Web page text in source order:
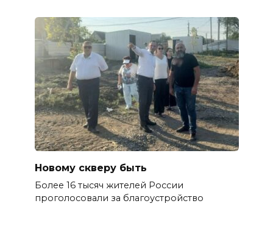
Новому скверу быть
Более 16 тысяч жителей России
проголосовали за благоустройство